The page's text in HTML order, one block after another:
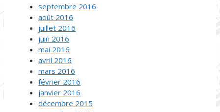
septembre 2016
août 2016
juillet 2016
juin 2016
mai 2016
avril 2016
mars 2016
février 2016
janvier 2016
décembre 2015